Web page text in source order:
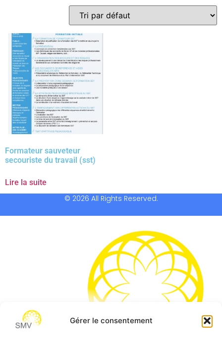
Gérer le consentement
Formateur sauveteur
secouriste du travail (sst)
Lire la suite
© 2026 All Rights Reserved.